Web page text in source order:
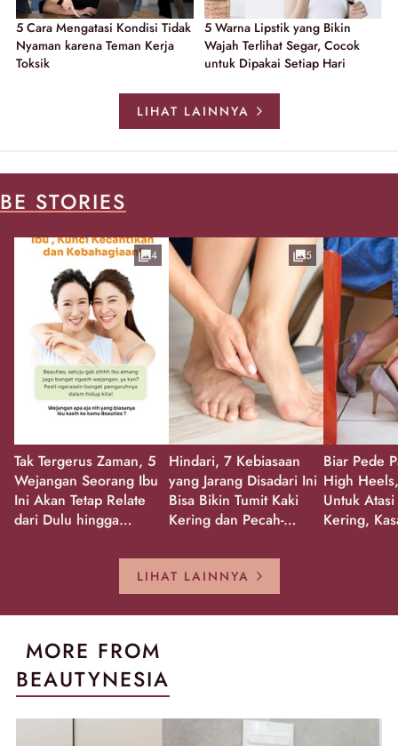
5 Cara Mengatasi Kondisi Tidak
Nyaman karena Teman Kerja
Toksik
5 Warna Lipstik yang Bikin
Wajah Terlihat Segar, Cocok
untuk Dipakai Setiap Hari
LIHAT LAINNYA
BE STORIES
Tak Tergerus Zaman, 5
Wejangan Seorang Ibu
Ini Akan Tetap Relate
dari Dulu hingga
4
Hindari, 7 Kebiasaan
yang Jarang Disadari Ini
Bisa Bikin Tumit Kaki
Kering dan Pecah-
5
Biar Pede
High
Untuk
Kering,
LIHAT LAINNYA
MORE FROM
BEAUTYNESIA